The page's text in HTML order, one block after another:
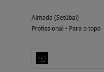
Almada (Setúbal)
Profissional • Para o topo